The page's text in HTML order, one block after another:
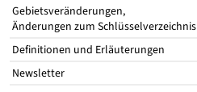
Gebietsveränderungen,
Änderungen zum Schlüsselverzeichnis
Definitionen und Erläuterungen
Newsletter